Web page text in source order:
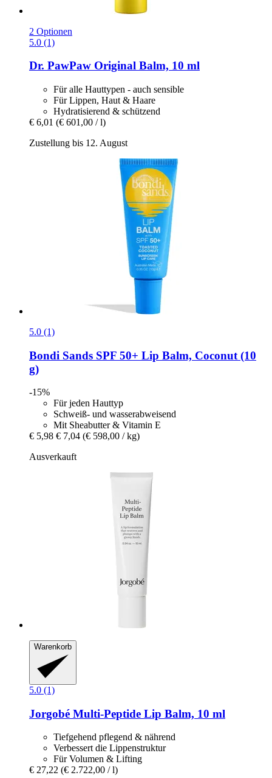
2 Optionen
5.0 (1)
Dr. PawPaw Original Balm, 10 ml
Für alle Hauttypen - auch sensible
Für Lippen, Haut & Haare
Hydratisierend & schützend
€ 6,01 (€ 601,00 / l)
Zustellung bis 12. August
5.0 (1)
Bondi Sands SPF 50+ Lip Balm, Coconut (10
g)
-15%
Für jeden Hauttyp
Schweiß- und wasserabweisend
Mit Sheabutter & Vitamin E
€ 5,98 € 7,04 (€ 598,00 / kg)
Ausverkauft
Warenkorb
5.0 (1)
Jorgobé Multi-​Peptide Lip Balm, 10 ml
Tiefgehend pflegend & nährend
Verbessert die Lippenstruktur
Für Volumen & Lifting
€ 27,22 (€ 2.722,00 / l)